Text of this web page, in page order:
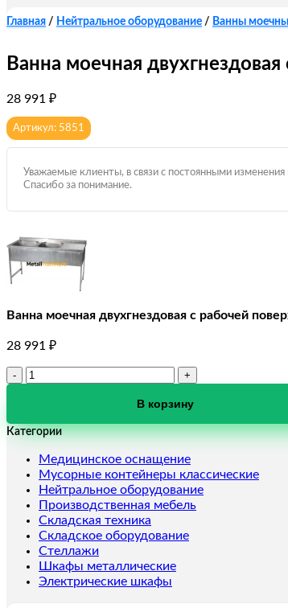
Главная / Нейтральное оборудование / Ванны
Ванна моечная
28 991 ₽
Артикул: 5851
Уважаемые клиенты, в связи с постоянными
Спасибо за понимание.
Ванна моечная двухгнездовая с рабочей
28 991 ₽
Количество
двухгнездовая
рабочей
поверхностью
длина
1800
мм
В корзину
Категории
Медицинское оснащение
Мусорные контейнеры классические
Нейтральное оборудование
Производственная мебель
Складская техника
Складское оборудование
Стеллажи
Шкафы металлические
Электрические шкафы